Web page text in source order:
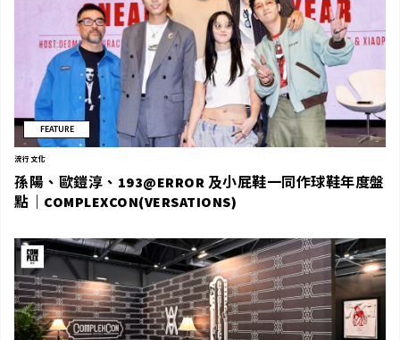
FEATURE
流行文化
孫陽、歐鎧淳、193@ERROR 及小屁鞋一同作球鞋年度盤
點｜COMPLEXCON(VERSATIONS)